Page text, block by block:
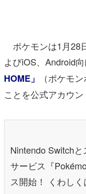
アプリレビュー
その他
電ファミニコゲーマー
ポケモンは1月28
よびiOS、Android
HOME」
（ポケモ
ことを公式アカウン
Nintendo Switch
サービス『
ス開始！ くわし